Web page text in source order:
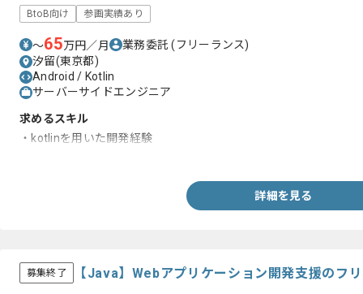
BtoB向け 参画実績あり
〜65万円／月 業務委託(フリーランス)
汐留(東京都)
Android / Kotlin
サーバーサイドエンジニア
求めるスキル
・kotlinを用いた開発経験
詳細を見る
募集終了 【Java】Webアプリケーション開発支援のフ